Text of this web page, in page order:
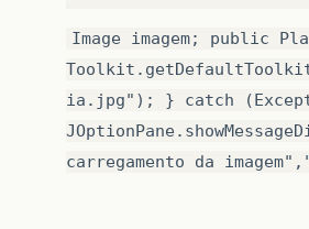
Image imagem; public
ia.jpg"); } catch
carregamento da